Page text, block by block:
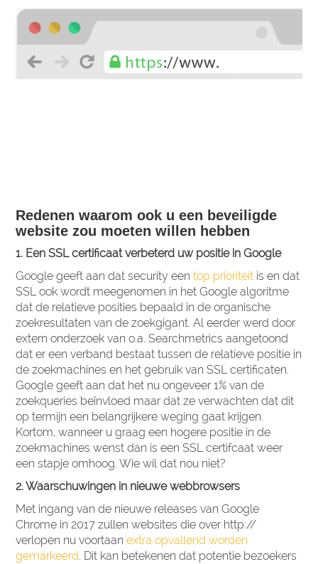
Redenen waarom ook u een beveiligde
website zou moeten willen hebben
1. Een SSL certificaat verbeterd uw positie in Google
Google geeft aan dat security een top prioriteit is en dat
SSL ook wordt meegenomen in het Google algoritme
dat de relatieve posities bepaald in de organische
zoekresultaten van de zoekgigant. Al eerder werd door
extern onderzoek van o.a. Searchmetrics aangetoond
dat er een verband bestaat tussen de relatieve positie in
de zoekmachines en het gebruik van SSL certificaten.
Google geeft aan dat het nu ongeveer 1% van de
zoekqueries beïnvloed maar dat ze verwachten dat dit
op termijn een belangrijkere weging gaat krijgen.
Kortom, wanneer u graag een hogere positie in de
zoekmachines wenst dan is een SSL certifcaat weer
een stapje omhoog. Wie wil dat nou niet?
2. Waarschuwingen in nieuwe webbrowsers
Met ingang van de nieuwe releases van Google
Chrome in 2017 zullen websites die over http://
verlopen nu voortaan extra opvallend worden
gemarkeerd. Dit kan betekenen dat potentie bezoekers